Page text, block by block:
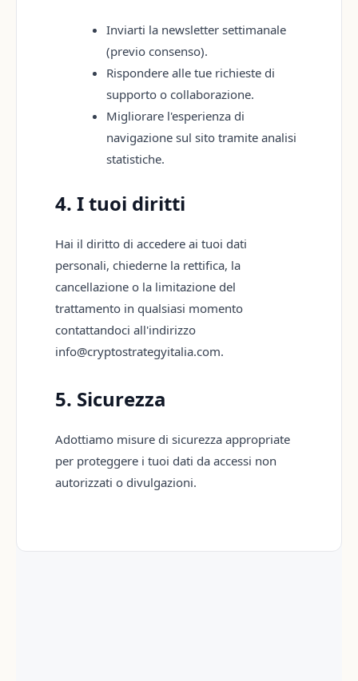
Inviarti la newsletter settimanale
(previo consenso).
Rispondere alle tue richieste di
supporto o collaborazione.
Migliorare l'esperienza di
navigazione sul sito tramite analisi
statistiche.
4. I tuoi diritti
Hai il diritto di accedere ai tuoi dati
personali, chiederne la rettifica, la
cancellazione o la limitazione del
trattamento in qualsiasi momento
contattandoci all'indirizzo
info@cryptostrategyitalia.com.
5. Sicurezza
Adottiamo misure di sicurezza appropriate
per proteggere i tuoi dati da accessi non
autorizzati o divulgazioni.